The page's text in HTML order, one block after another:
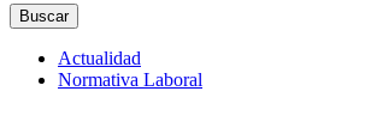
Buscar
Actualidad
Normativa Laboral